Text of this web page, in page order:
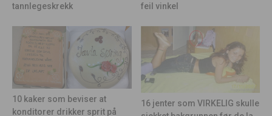
tannlegeskrekk
feil vinkel
10 kaker som beviser at
konditorer drikker sprit på
16 jenter som VIRKELIG skulle